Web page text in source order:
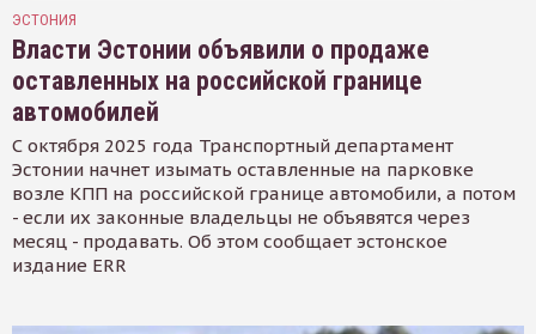
ЭСТОНИЯ
Власти Эстонии объявили о продаже
оставленных на российской границе
автомобилей
С октября 2025 года Транспортный департамент
Эстонии начнет изымать оставленные на парковке
возле КПП на российской границе автомобили, а потом
- если их законные владельцы не объявятся через
месяц - продавать. Об этом сообщает эстонское
издание ERR